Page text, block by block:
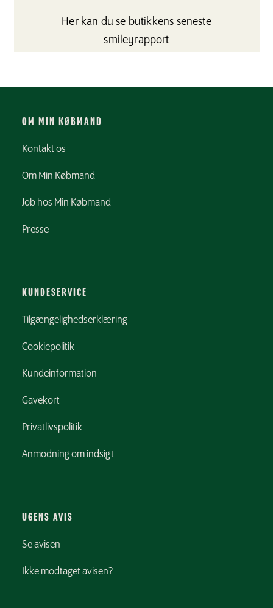
Her kan du se butikkens seneste
smileyrapport
OM MIN KØBMAND
Kontakt os
Om Min Købmand
Job hos Min Købmand
Presse
KUNDESERVICE
Tilgængelighedserklæring
Cookiepolitik
Kundeinformation
Gavekort
Privatlivspolitik
Anmodning om indsigt
UGENS AVIS
Se avisen
Ikke modtaget avisen?